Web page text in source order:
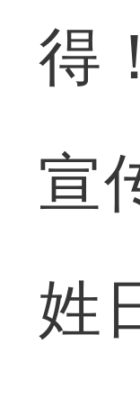
得
宣
姓